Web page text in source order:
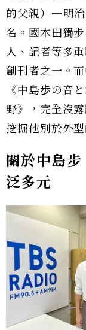
的父親）—明治
名。國木田獨
人、記者等多
創刊者之一。
《中島歩の音
野》，完全沒
挖掘他別於外型
關於中島
泛多元